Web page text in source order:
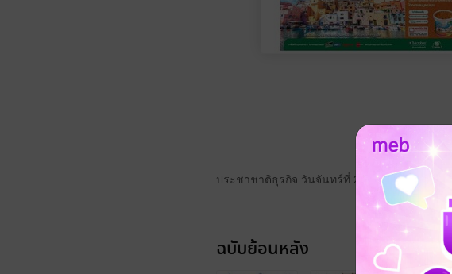
ประชาชาติธุรกิจ วันจันทร์ที่ 27 เมษายน พ.ศ.2558
ฉบับย้อนหลัง